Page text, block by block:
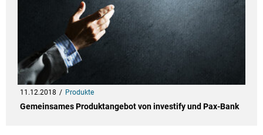
11.12.2018 Produkte
Gemeinsames Produktangebot von investify und Pax-Bank